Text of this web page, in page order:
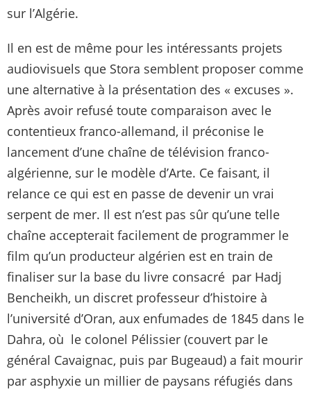
sur l’Algérie.
Il en est de même pour les intéressants projets
audiovisuels que Stora semblent proposer comme
une alternative à la présentation des « excuses ».
Après avoir refusé toute comparaison avec le
contentieux franco-allemand, il préconise le
lancement d’une chaîne de télévision franco-
algérienne, sur le modèle d’Arte. Ce faisant, il
relance ce qui est en passe de devenir un vrai
serpent de mer. Il est n’est pas sûr qu’une telle
chaîne accepterait facilement de programmer le
film qu’un producteur algérien est en train de
finaliser sur la base du livre consacré par Hadj
Bencheikh, un discret professeur d’histoire à
l’université d’Oran, aux enfumades de 1845 dans le
Dahra, où le colonel Pélissier (couvert par le
général Cavaignac, puis par Bugeaud) a fait mourir
par asphyxie un millier de paysans réfugiés dans